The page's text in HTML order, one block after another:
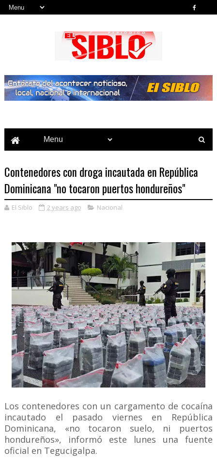
Contenedores con droga incautada en República
Dominicana "no tocaron puertos hondureños"
El Siblo 2 years ago Nacional
Los contenedores con un cargamento de cocaína
incautado el pasado viernes en República
Dominicana, «no tocaron suelo, ni puertos
hondureños», informó este lunes una fuente
oficial en Tegucigalpa.